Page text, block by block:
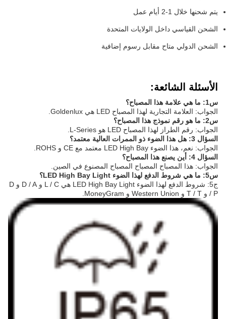
يتم شحنها خلال 1-2 أيام عمل
الشحن القياسي داخل الولايات المتحدة
الشحن الدولي متاح مقابل رسوم إضافية
الأسئلة الشائعة:
س1: ما هي علامة هذا المصباح؟
الجواب: العلامة التجارية لهذا المصباح LED هي Goldenlux.
س2: ما هو رقم نموذج هذا المصباح؟
الجواب: رقم الطراز لهذا المصباح LED هو L-Series.
السؤال 3: هل هذا الضوء ذو الممرات العالية معتمد؟
الجواب: نعم، هذا الضوء LED High Bay معتمد مع CE و ROHS.
السؤال 4: أين يصنع هذا المصباح؟
الجواب: هذا المصباح المصباح المصباح المصنوع في الصين.
س5: ما هي شروط الدفع لهذا الضوء LED High Bay Light؟
ج5: شروط الدفع لهذا الضوء LED High Bay Light هي L / C و D / A و D
/ P و T / T و Western Union و MoneyGram.